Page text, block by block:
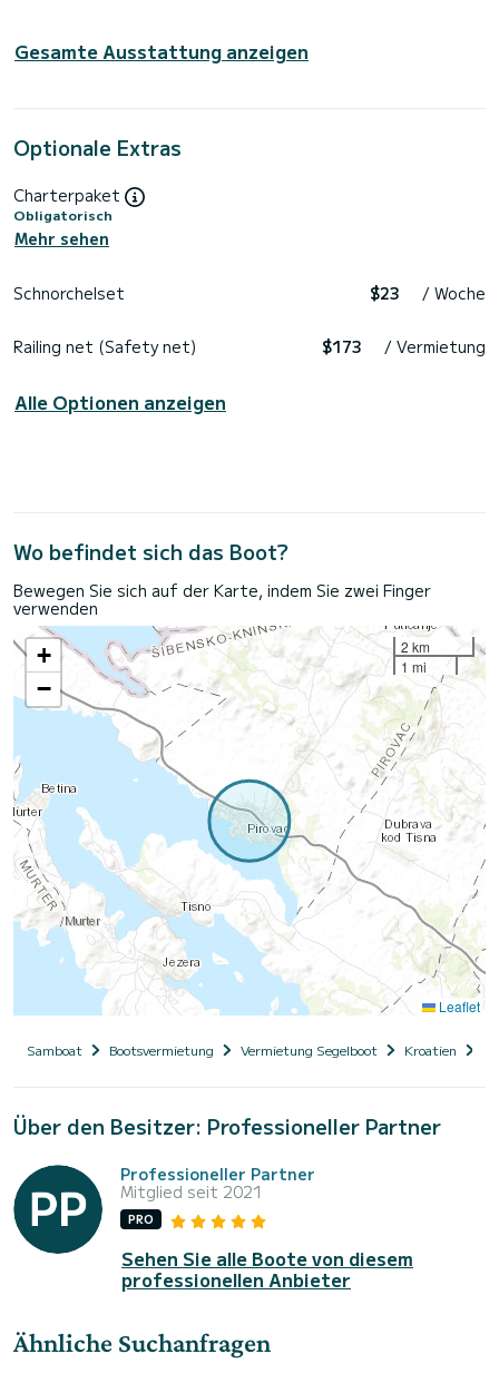
Gesamte Ausstattung anzeigen
Optionale Extras
Charterpaket
Obligatorisch
Mehr sehen
Schnorchelset $23 / Woche
Railing net (Safety net) $173 / Vermietung
Alle Optionen anzeigen
Wo befindet sich das Boot?
Bewegen Sie sich auf der Karte, indem Sie zwei Finger
verwenden
+
−
2 km
1 mi
Leaflet
Samboat Bootsvermietung Vermietung Segelboot Kroatien
Über den Besitzer: Professioneller Partner
Professioneller Partner
Mitglied seit 2021
PRO
Sehen Sie alle Boote von diesem
professionellen Anbieter
Ähnliche Suchanfragen